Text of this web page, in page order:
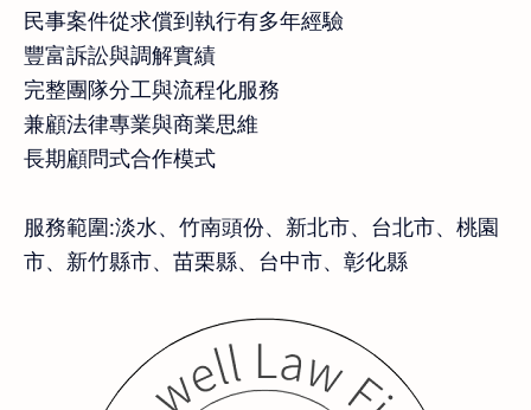
民事案件從求償到執行有多年經驗
豐富訴訟與調解實績
完整團隊分工與流程化服務
兼顧法律專業與商業思維
長期顧問式合作模式
服務範圍:淡水、竹南頭份、新北市、台北市、桃園
市、新竹縣市、苗栗縣、台中市、彰化縣